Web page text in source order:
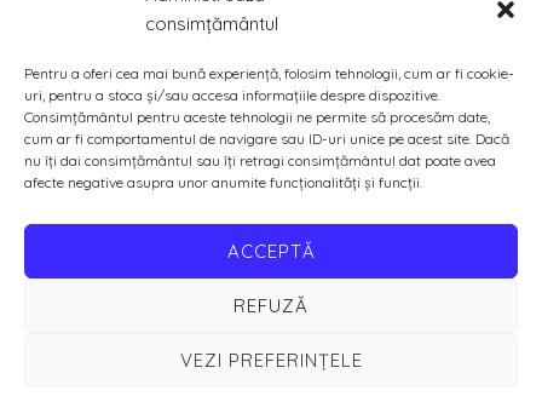
consimțământul
Pentru a oferi cea mai bună experiență, folosim tehnologii, cum ar fi cookie-
uri, pentru a stoca și/sau accesa informațiile despre dispozitive.
Consimțământul pentru aceste tehnologii ne permite să procesăm date,
cum ar fi comportamentul de navigare sau ID-uri unice pe acest site. Dacă
nu îți dai consimțământul sau îți retragi consimțământul dat poate avea
afecte negative asupra unor anumite funcționalități și funcții.
ACCEPTĂ
REFUZĂ
VEZI PREFERINȚELE